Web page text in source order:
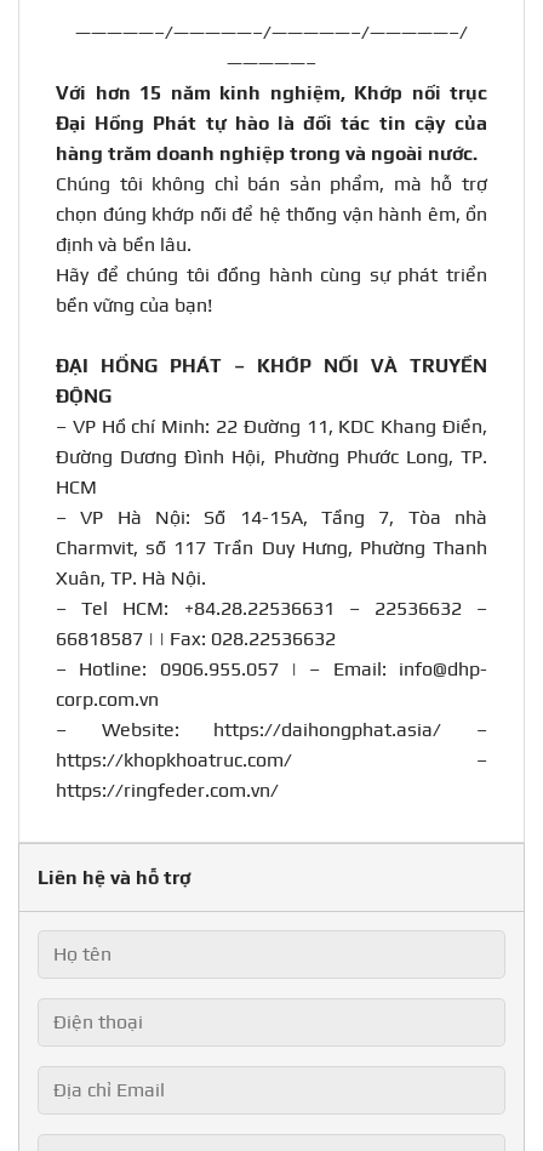
—————–/—————–/—————–/—————–/
—————–
Với hơn 15 năm kinh nghiệm, Khớp nối trục
Đại Hồng Phát tự hào là đối tác tin cậy của
hàng trăm doanh nghiệp trong và ngoài nước.
Chúng tôi không chỉ bán sản phẩm, mà hỗ trợ
chọn đúng khớp nối để hệ thống vận hành êm, ổn
định và bền lâu.
Hãy để chúng tôi đồng hành cùng sự phát triển
bền vững của bạn!
ĐẠI HỒNG PHÁT – KHỚP NỐI VÀ TRUYỀN
ĐỘNG
– VP Hồ chí Minh: 22 Đường 11, KDC Khang Điền,
Đường Dương Đình Hội, Phường Phước Long, TP.
HCM
– VP Hà Nội: Số 14-15A, Tầng 7, Tòa nhà
Charmvit, số 117 Trần Duy Hưng, Phường Thanh
Xuân, TP. Hà Nội.
– Tel HCM: +84.28.22536631 – 22536632 –
66818587 | | Fax: 028.22536632
– Hotline: 0906.955.057| – Email: info@dhp-
corp.com.vn
– Website: https://daihongphat.asia/ –
https://khopkhoatruc.com/ –
https://ringfeder.com.vn/
Liên hệ và hỗ trợ